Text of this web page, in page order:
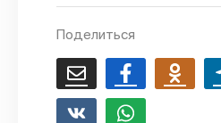
Поделиться